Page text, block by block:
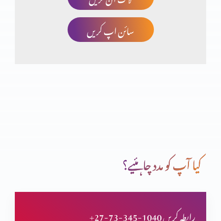
چھوٹا کون اور بڑا کون؟
خداوند شفقت میں غنی
سائن اپ کریں
کیا آپ کو مدد چاہئیے؟
+27-73-345-1040 رابطہ کریں